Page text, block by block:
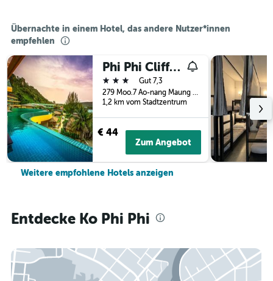
Übernachte in einem Hotel, das andere Nutzer*innen
empfehlen
Phi Phi Cliff Beach Resort
3 Sterne
Gut 7,3
279 Moo.7 Ao-nang Maung Krabi, Ko Phi Phi, Thailand
1,2 km vom Stadtzentrum
€ 44
Zum Angebot
Weitere empfohlene Hotels anzeigen
Entdecke Ko Phi Phi